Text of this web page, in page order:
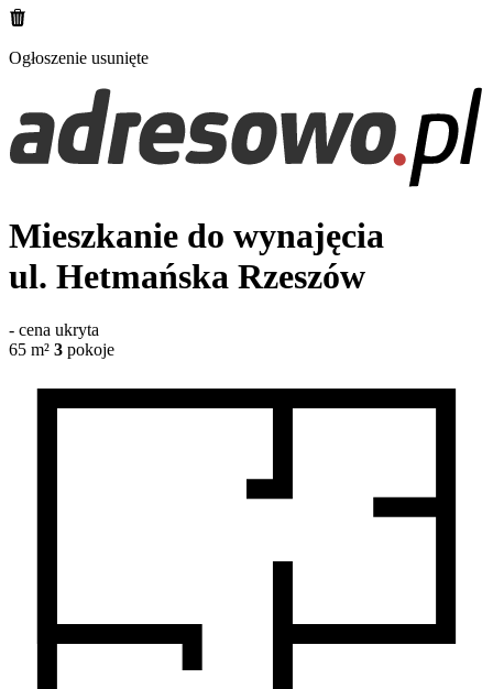
Ogłoszenie usunięte
Mieszkanie do wynajęcia
ul. Hetmańska Rzeszów
- cena ukryta
65 m² 3 pokoje